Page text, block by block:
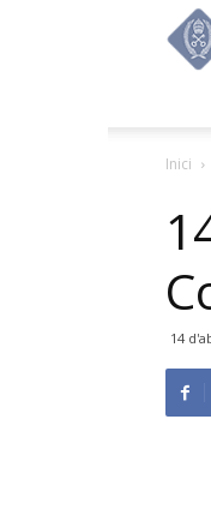
Inici
14